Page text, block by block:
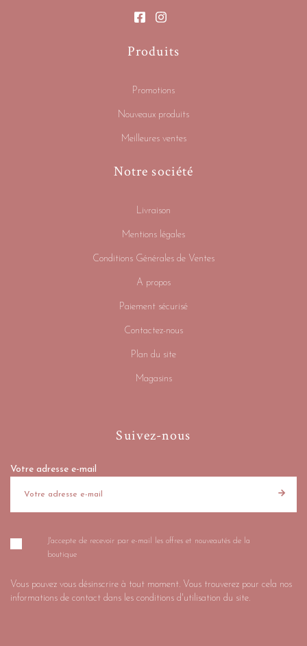
Produits
Promotions
Nouveaux produits
Meilleures ventes
Notre société
Livraison
Mentions légales
Conditions Générales de Ventes
A propos
Paiement sécurisé
Contactez-nous
Plan du site
Magasins
Suivez-nous
Votre adresse e-mail
J'accepte de recevoir par e-mail les offres et nouveautés de la
boutique
Vous pouvez vous désinscrire à tout moment. Vous trouverez pour cela nos
informations de contact dans les conditions d'utilisation du site.